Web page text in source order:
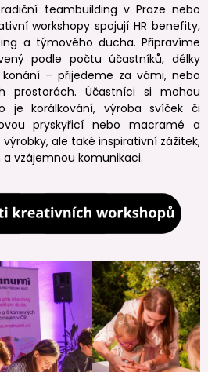
teambuilding v Praze nebo
workshopy spojují HR benefity,
a týmového ducha. Připravíme
podle počtu účastníků, délky
– přijedeme za vámi, nebo
prostorách. Účastníci si mohou
je korálkování, výroba svíček či
pryskyřicí nebo macramé a
ale také inspirativní zážitek,
vzájemnou komunikaci.